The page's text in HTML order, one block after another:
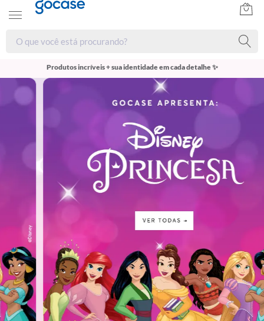
Produtos incríveis + sua identidade em cada detalhe ✨